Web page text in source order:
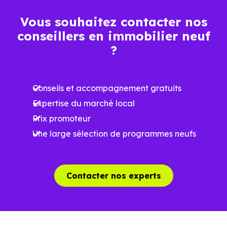
Vous souhaitez contacter nos
conseillers en immobilier neuf
?
Conseils et accompagnement gratuits
Expertise du marché local
Prix promoteur
Une large sélection de programmes neufs
Contacter nos experts